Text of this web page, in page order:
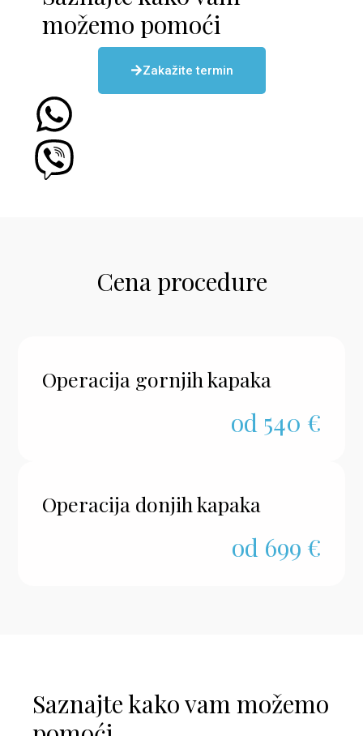
možemo pomoći
Zakažite termin
Cena procedure
Operacija gornjih kapaka
od 540 €
Operacija donjih kapaka
od 699 €
Saznajte kako vam možemo